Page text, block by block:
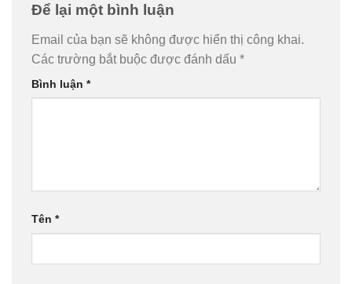
Để lại một bình luận
Email của bạn sẽ không được hiển thị công khai.
Các trường bắt buộc được đánh dấu *
Bình luận *
Tên *